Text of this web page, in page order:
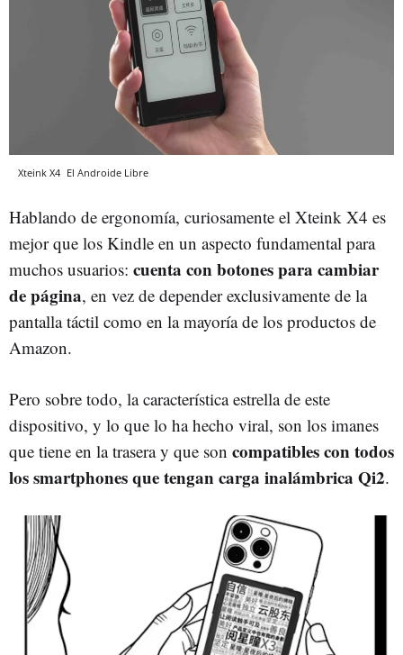
Xteink X4 El Androide Libre
Hablando de ergonomía, curiosamente el Xteink X4 es
mejor que los Kindle en un aspecto fundamental para
muchos usuarios: cuenta con botones para cambiar
de página, en vez de depender exclusivamente de la
pantalla táctil como en la mayoría de los productos de
Amazon.
Pero sobre todo, la característica estrella de este
dispositivo, y lo que lo ha hecho viral, son los imanes
que tiene en la trasera y que son compatibles con todos
los smartphones que tengan carga inalámbrica Qi2.